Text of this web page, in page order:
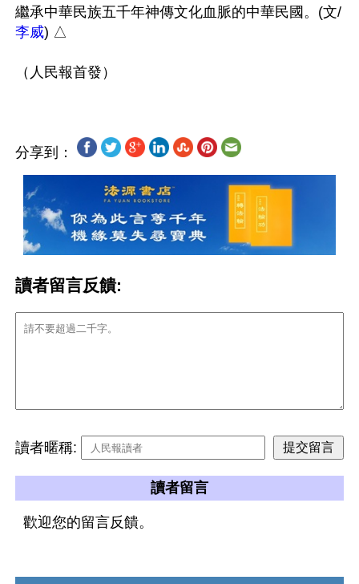
繼承中華民族五千年神傳文化血脈的中華民國。(文/
李威) △
分享到：
讀者留言反饋:
讀者暱稱:
讀者留言
歡迎您的留言反饋。